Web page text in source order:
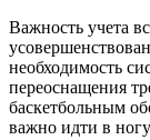
Важность учета
необходимость
переоснащения
баскетбольным
важно идти в